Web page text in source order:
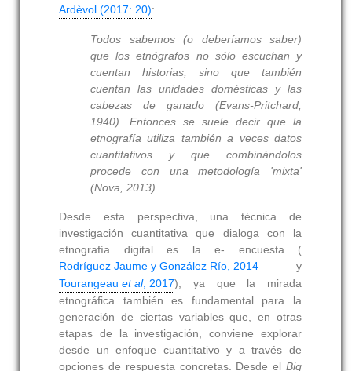
Ardèvol (2017: 20):
Todos sabemos (o deberíamos saber)
que los etnógrafos no sólo escuchan y
cuentan historias, sino que también
cuentan las unidades domésticas y las
cabezas de ganado (Evans-Pritchard,
1940). Entonces se suele decir que la
etnografía utiliza también a veces datos
cuantitativos y que combinándolos
procede con una metodología 'mixta'
(Nova, 2013).
Desde esta perspectiva, una técnica de
investigación cuantitativa que dialoga con la
etnografía digital es la e- encuesta (
Rodríguez Jaume y González Río, 2014 y
Tourangeau et al, 2017), ya que la mirada
etnográfica también es fundamental para la
generación de ciertas variables que, en otras
etapas de la investigación, conviene explorar
desde un enfoque cuantitativo y a través de
opciones de respuesta concretas. Desde elBig